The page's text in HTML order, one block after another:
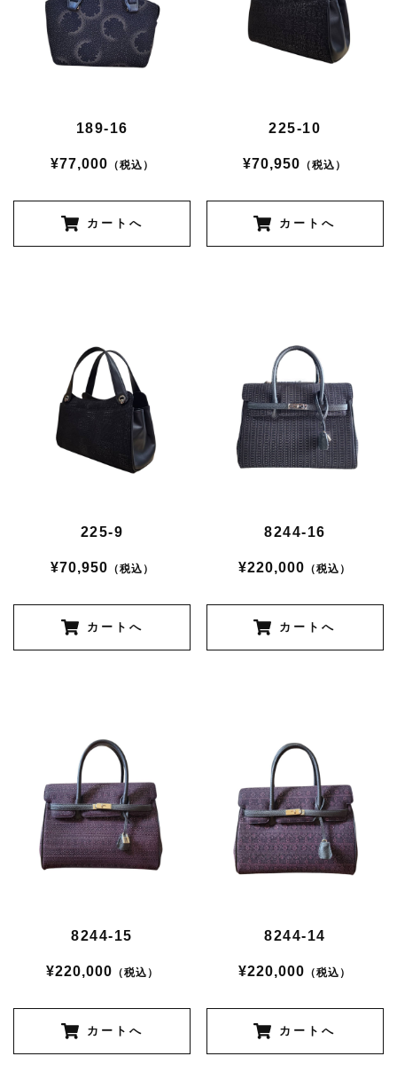
189-16
¥77,000 （税込）
カートへ
225-10
¥70,950 （税込）
カートへ
225-9
¥70,950 （税込）
カートへ
8244-16
¥220,000 （税込）
カートへ
8244-15
¥220,000 （税込）
カートへ
8244-14
¥220,000 （税込）
カートへ